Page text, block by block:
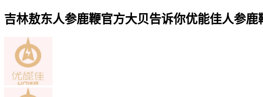
吉林敖东人参鹿鞭官方大贝告诉你优能佳人参鹿